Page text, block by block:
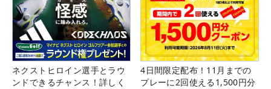
ネクストヒロイン選手とラウ
ンドできるチャンス！詳しく
4日間限定配布！11月までの
プレーに2回使える1,500円分